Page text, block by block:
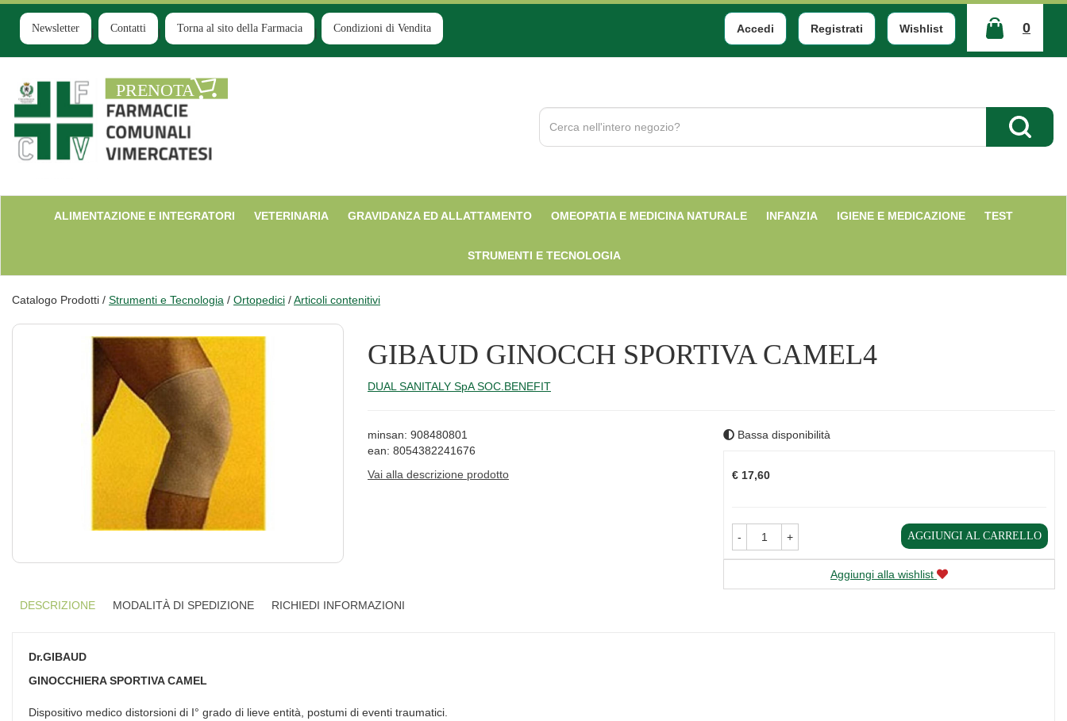
Passa
contenuto
principale
Newsletter Contatti Torna al sito della Farmacia Condizioni di Vendita Accedi Registrati Wishlist 0
ARTICOLI
INSERITI
Farmacia
Comunale
Cerca
Prodotto
Cerca
ALIMENTAZIONE E INTEGRATORI VETERINARIA GRAVIDANZA ED ALLATTAMENTO OMEOPATIA E MEDICINA NATURALE INFANZIA IGIENE E MEDICAZIONE TEST
STRUMENTI E TECNOLOGIA
Catalogo Prodotti / Strumenti e Tecnologia / Ortopedici /Articoli contenitivi
GIBAUD GINOCCH SPORTIVA CAMEL4
DUAL SANITALY SpA SOC.BENEFIT
minsan: 908480801
ean: 8054382241676
Vai alla descrizione prodotto
Bassa disponibilità
€ 17,60
- + AGGIUNGI AL CARRELLO
Aggiungi alla wishlist
DESCRIZIONE MODALITÀ DI SPEDIZIONE RICHIEDI INFORMAZIONI
Dr.GIBAUD
GINOCCHIERA SPORTIVA CAMEL
Dispositivo medico distorsioni di I° grado di lieve entità, postumi di eventi traumatici.